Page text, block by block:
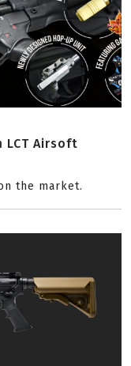
LCT Airsoft
the market.